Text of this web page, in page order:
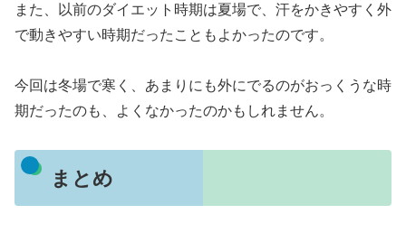
また、以前のダイエット時期は夏場で、汗をかきやすく外
で動きやすい時期だったこともよかったのです。
今回は冬場で寒く、あまりにも外にでるのがおっくうな時
期だったのも、よくなかったのかもしれません。
まとめ